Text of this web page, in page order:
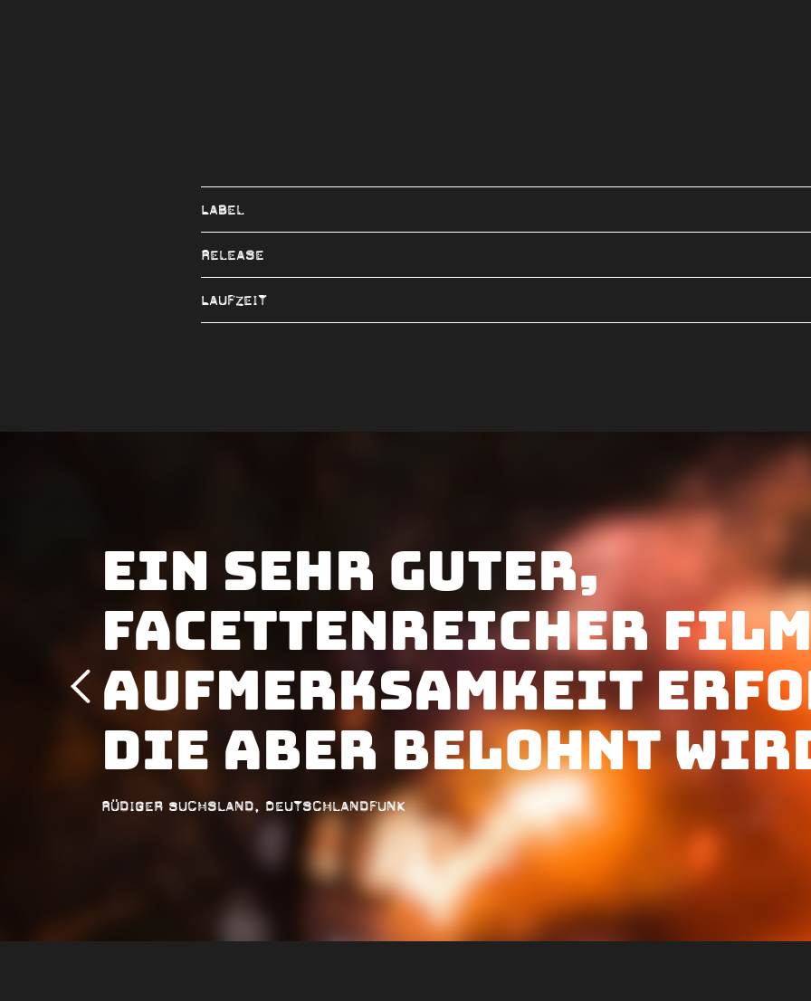
Label
Release
Laufzeit
Ein sehr guter,
facettenreicher
Aufmerksamkeit
die aber belohnt
Rüdiger Suchsland, Deutschlandfunk